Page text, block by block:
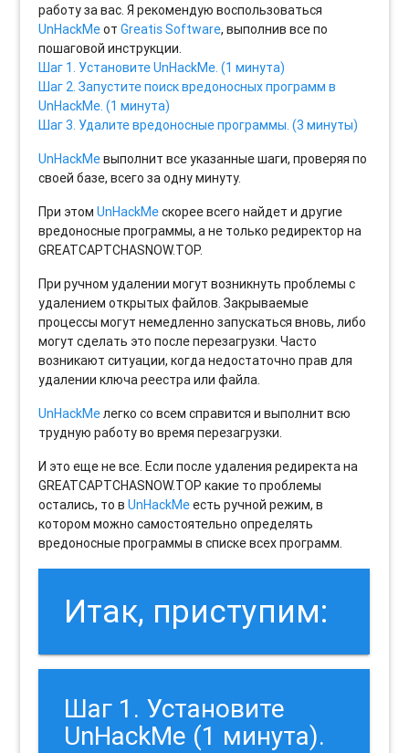
работу за вас. Я рекомендую воспользоваться
UnHackMeотGreatis Software, выполнив все по
пошаговой инструкции.
Шаг 1. Установите UnHackMe. (1 минута)
Шаг 2. Запустите поиск вредоносных программ в
UnHackMe. (1 минута)
Шаг 3. Удалите вредоносные программы. (3 минуты)
UnHackMeвыполнит все указанные шаги, проверяя по
своей базе, всего за одну минуту.
При этомUnHackMeскорее всего найдет и другие
вредоносные программы, а не только редиректор на
GREATCAPTCHASNOW.TOP.
При ручном удалении могут возникнуть проблемы с
удалением открытых файлов. Закрываемые
процессы могут немедленно запускаться вновь, либо
могут сделать это после перезагрузки. Часто
возникают ситуации, когда недостаточно прав для
удалении ключа реестра или файла.
UnHackMeлегко со всем справится и выполнит всю
трудную работу во время перезагрузки.
И это еще не все. Если после удаления редиректа на
GREATCAPTCHASNOW.TOP какие то проблемы
остались, то вUnHackMeесть ручной режим, в
котором можно самостоятельно определять
вредоносные программы в списке всех программ.
Итак, приступим:
Шаг 1. Установите
UnHackMe (1 минута).